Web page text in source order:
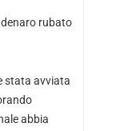
rubato
stata avviata
abbia